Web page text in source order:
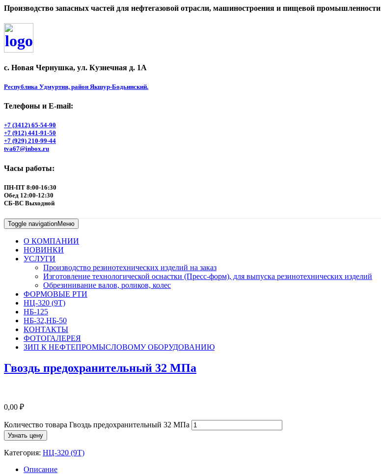
Производство запасных частей для нефтегазовой отрасли, машиностроения и пищевой промышленности
с. Новая Чернушка, ул. Кузнечная д. 1А
Республика Удмуртия, район Якшур-Бодьинский.
Телефоны и Е-mail:
+7 (3412) 65-54-90
+7 (912) 441-91-50
+7 (929) 210-99-44
tva67@inbox.ru
Часы работы:
ПН-ПТ 8:00-16:30
Обед 12:00-12:30
СБ-ВС Выходной
Toggle navigationМеню
О КОМПАНИИ
НОВИНКИ
УСЛУГИ
Производство резинотехнических изделий на заказ
Изготовление технологической оснастки (Пресс-форм), для выпуска резинотехнических изделий
Обрезинивание валов, роликов, колес
ФОРМОВЫЕ РТИ
НЦ-320 (9Т)
НБ-125
НБ-32,НБ-50
КОНТАКТЫ
ФОТОГАЛЕРЕЯ
ЗИП К НЕФТЕПРОМЫСЛОВОМУ ОБОРУДОВАНИЮ
Гвоздь предохранительный 32 МПа
0,00 ₽
Количество товара Гвоздь предохранительный 32 МПа
Узнать цену
Категория: НЦ-320 (9Т)
Описание